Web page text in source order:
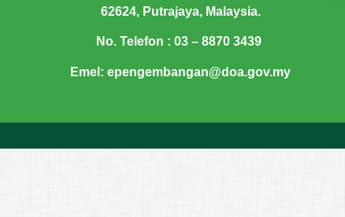
62624, Putrajaya, Malaysia.
No. Telefon : 03 – 8870 3439
Emel: epengembangan@doa.gov.my